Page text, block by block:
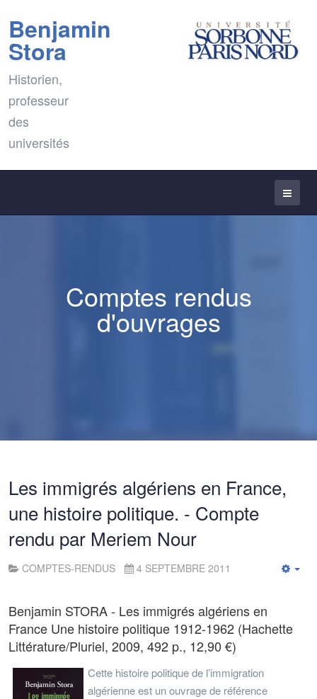
Benjamin
Stora
Historien,
professeur
des
universités
Comptes rendus
d'ouvrages
Les immigrés algériens en France,
une histoire politique. - Compte
rendu par Meriem Nour
COMPTES-RENDUS
4 SEPTEMBRE 2011
Benjamin STORA - Les immigrés algériens en
France Une histoire politique 1912-1962 (Hachette
Littérature/Pluriel, 2009, 492 p., 12,90 €)
Cette histoire politique de l’immigration
algérienne est un ouvrage de référence